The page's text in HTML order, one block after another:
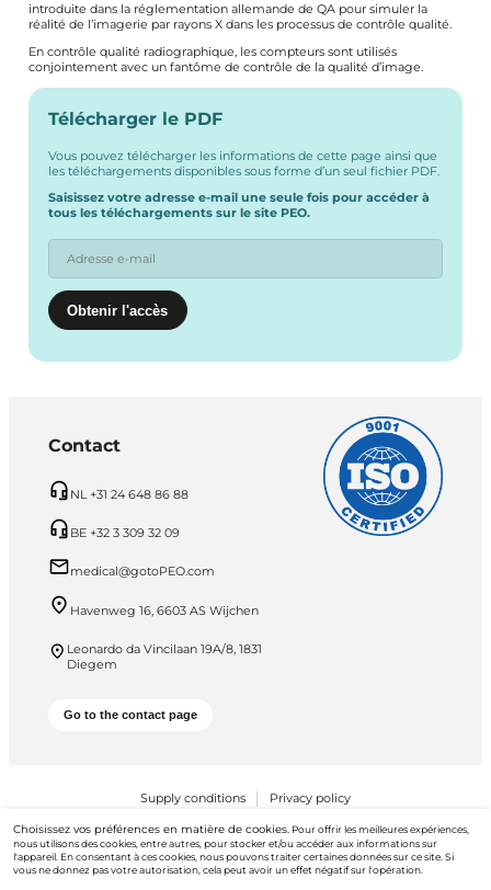
introduite dans la réglementation allemande de QA pour simuler la
réalité de l’imagerie par rayons X dans les processus de contrôle qualité.
En contrôle qualité radiographique, les compteurs sont utilisés
conjointement avec un fantôme de contrôle de la qualité d’image.
Télécharger le PDF
Vous pouvez télécharger les informations de cette page ainsi que
les téléchargements disponibles sous forme d’un seul fichier PDF.
Saisissez votre adresse e-mail une seule fois pour accéder à
tous les téléchargements sur le site PEO.
Contact
NL +31 24 648 86 88
BE +32 3 309 32 09
medical@gotoPEO.com
Havenweg 16, 6603 AS Wijchen
Leonardo da Vincilaan 19A/8, 1831
Diegem
Go to the contact page
Supply conditions Privacy policy
PEO B.V. © 2026 Tous droits réservés
Choisissez vos préférences en matière de cookies. Pour offrir les meilleures expériences,
nous utilisons des cookies, entre autres, pour stocker et/ou accéder aux informations sur
l'appareil. En consentant à ces cookies, nous pouvons traiter certaines données sur ce site. Si
vous ne donnez pas votre autorisation, cela peut avoir un effet négatif sur l'opération.